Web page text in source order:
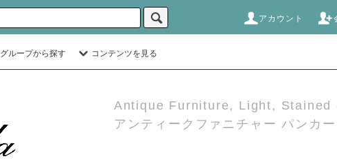
アカウント
グループから探す コンテンツを見る
Antique Furniture, Light,
アンティークファニチャー パンカ